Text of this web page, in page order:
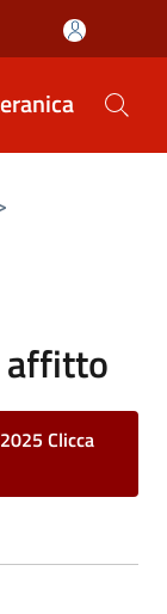
affitto
Clicca